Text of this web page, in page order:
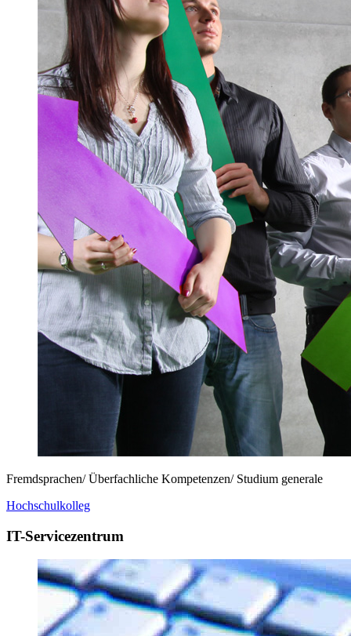
Fremdsprachen/ Überfachliche Kompetenzen/ Studium generale
Hochschulkolleg
IT-Servicezentrum